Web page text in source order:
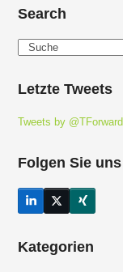
Search
Search
Letzte Tweets
Tweets by
Folgen Sie uns
LinkedInTwitter
(deprecated)
Xing
Kategorien